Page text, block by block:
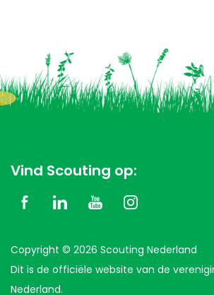
Vind Scouting op:
Copyright © 2026 Scouting Nederland
Dit is de officiële website van de
Nederland.